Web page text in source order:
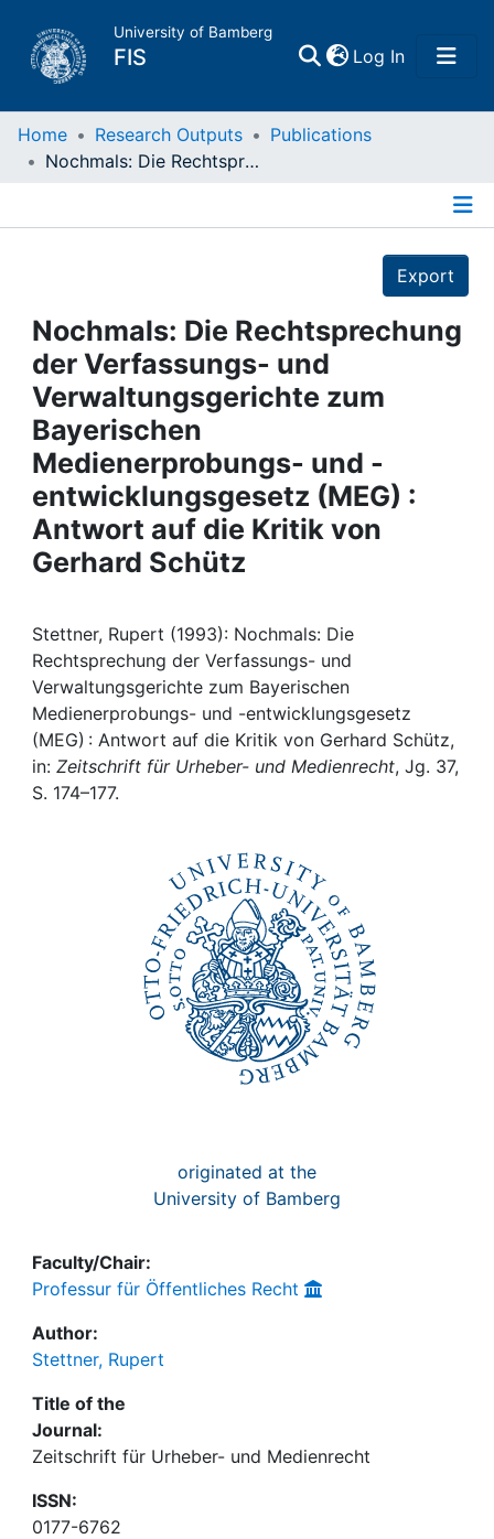
University of Bamberg
FIS Log In(current)
Home
Projects
People
Institutions
Awards
My FIS
Home Research Outputs
Publications
Nochmals: Die Rechtsprechung der Verfassungs- und Verwaltungsgerichte zum Bayerischen Medienerprobungs- und -entwicklungsgesetz (MEG) : Antwort auf die Kritik von Gerhard Schütz
Export
Nochmals: Die Rechtsprechung
der Verfassungs- und
Verwaltungsgerichte zum
Bayerischen
Medienerprobungs- und -
entwicklungsgesetz (MEG) :
Antwort auf die Kritik von
Gerhard Schütz
Stettner, Rupert (1993): Nochmals: Die
Rechtsprechung der Verfassungs- und
Verwaltungsgerichte zum Bayerischen
Medienerprobungs- und -entwicklungsgesetz
(MEG) : Antwort auf die Kritik von Gerhard Schütz,
in: Zeitschrift für Urheber- und Medienrecht, Jg. 37,
S. 174–177.
originated at the
University of Bamberg
Faculty/Chair:
Professur für Öffentliches Recht
Author:
Stettner, Rupert
Title of the
Journal:
Zeitschrift für Urheber- und Medienrecht
ISSN:
0177-6762